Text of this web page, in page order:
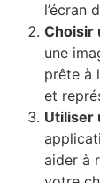
l’écran
Choisir
une
prête à
et
Utiliser
aider à